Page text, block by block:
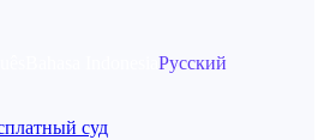
Русский
суд